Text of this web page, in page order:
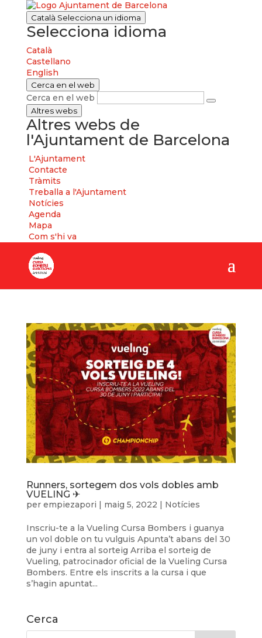
Català Selecciona un idioma
Selecciona idioma
Català
Castellano
English
Cerca en el web
Cerca en el web
Altres webs
Altres webs de
l'Ajuntament de Barcelona
L'Ajuntament
Contacte
Tràmits
Treballa a l'Ajuntament
Notícies
Agenda
Mapa
Com s'hi va
Runners, sortegem dos vols dobles amb
VUELING ✈
per empiezapori | maig 5, 2022 | Notícies
Inscriu-te a la Vueling Cursa Bombers i guanya
un vol doble on tu vulguis Apunta’t abans del 30
de juny i entra al sorteig Arriba el sorteig de
Vueling, patrocinador oficial de la Vueling Cursa
Bombers. Entre els inscrits a la cursa i que
s’hagin apuntat...
Cerca